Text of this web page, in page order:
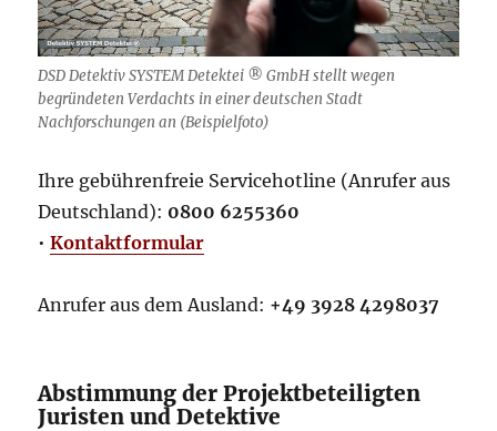
DSD Detektiv SYSTEM Detektei ® GmbH stellt wegen
begründeten Verdachts in einer deutschen Stadt
Nachforschungen an (Beispielfoto)
Ihre gebührenfreie Servicehotline (Anrufer aus
Deutschland): 0800 6255360
•Kontaktformular
Anrufer aus dem Ausland: +49 3928 4298037
Abstimmung der Projektbeteiligten
Juristen und Detektive